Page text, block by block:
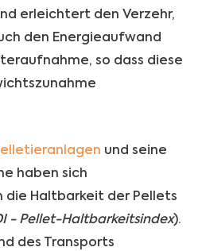
erleichtert den Verzehr,
den Energieaufwand
so dass diese
und seine
haben sich
Haltbarkeit der Pellets
- Pellet-Haltbarkeitsindex).
des Transports